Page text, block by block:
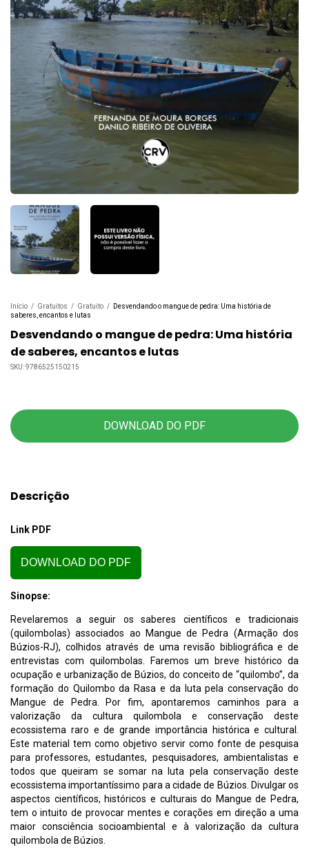
Início / Gratuitos / Gratuito /
Desvendando o mangue de pedra: Uma história de
saberes, encantos e lutas
Desvendando o mangue de pedra: Uma história
de saberes, encantos e lutas
SKU:9786525150215
DOWNLOAD DO PDF
Descrição
Link PDF
DOWNLOAD DO PDF
Sinopse:
Revelaremos a seguir os saberes científicos e tradicionais
(quilombolas) associados ao Mangue de Pedra (Armação dos
Búzios-RJ), colhidos através de uma revisão bibliográfica e de
entrevistas com quilombolas. Faremos um breve histórico da
ocupação e urbanização de Búzios, do conceito de “quilombo”, da
formação do Quilombo da Rasa e da luta pela conservação do
Mangue de Pedra. Por fim, apontaremos caminhos para a
valorização da cultura quilombola e conservação deste
ecossistema raro e de grande importância histórica e cultural.
Este material tem como objetivo servir como fonte de pesquisa
para professores, estudantes, pesquisadores, ambientalistas e
todos que queiram se somar na luta pela conservação deste
ecossistema importantíssimo para a cidade de Búzios. Divulgar os
aspectos científicos, históricos e culturais do Mangue de Pedra,
tem o intuito de provocar mentes e corações em direção a uma
maior consciência socioambiental e à valorização da cultura
quilombola de Búzios.